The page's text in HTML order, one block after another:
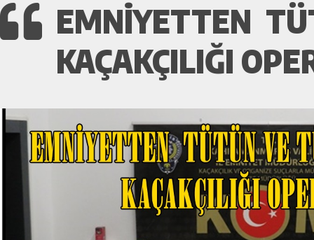
EMNİYETTEN
KAÇAKÇILIĞI